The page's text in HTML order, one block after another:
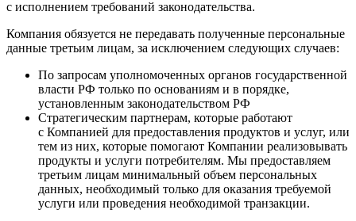
с исполнением требований законодательства.
Компания обязуется не передавать полученные персональные
данные третьим лицам, за исключением следующих случаев:
По запросам уполномоченных органов государственной
власти РФ только по основаниям и в порядке,
установленным законодательством РФ
Стратегическим партнерам, которые работают
с Компанией для предоставления продуктов и услуг, или
тем из них, которые помогают Компании реализовывать
продукты и услуги потребителям. Мы предоставляем
третьим лицам минимальный объем персональных
данных, необходимый только для оказания требуемой
услуги или проведения необходимой транзакции.